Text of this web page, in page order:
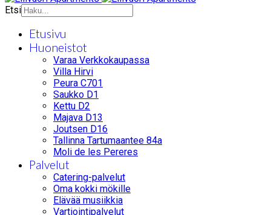
Etsi
Etusivu
Huoneistot
Varaa Verkkokaupassa
Villa Hirvi
Peura C701
Saukko D1
Kettu D2
Majava D13
Joutsen D16
Tallinna Tartumaantee 84a
Moli de les Pereres
Palvelut
Catering-palvelut
Oma kokki mökille
Elävää musiikkia
Vartiointipalvelut